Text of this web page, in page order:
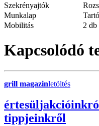
Szekrényajtók
Munkalap
Mobilitás
2
Kapcsolódó
grill magazinletöltés
értesülj
tippjeinkről